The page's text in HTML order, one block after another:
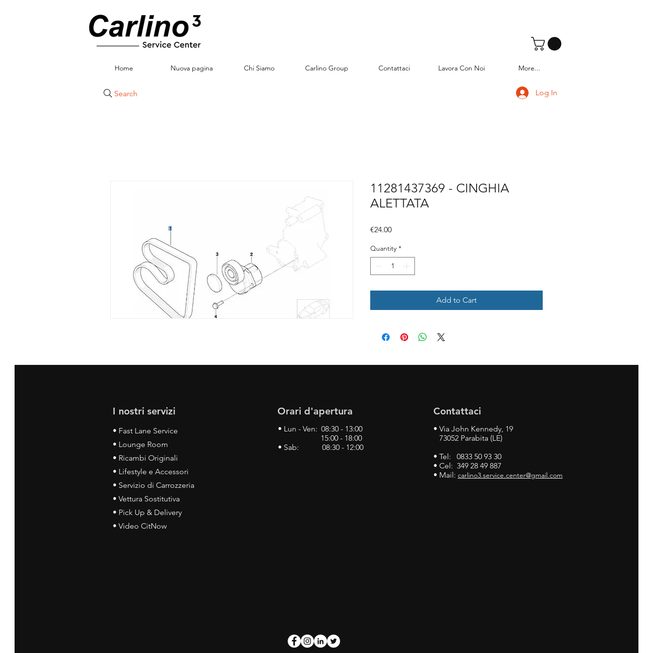
Home Nuova pagina Chi Siamo Carlino Group Contattaci Lavora Con Noi More...
Search Log In
11281437369 - CINGHIA
ALETTATA
€24.00Price
Quantity *
Add to Cart
I nostri servizi
• Fast Lane Service
• Lounge Room
• Ricambi Originali
• Lifestyle e Accessori
• Servizio di Carrozzeria
• Vettura Sostitutiva
• Pick Up & Delivery
• Video CitNow
Orari d'apertura
• Lun - Ven: 08:30 - 13:00
15:00 - 18:00
• Sab: 08:30 - 12:00
Contattaci
• Via John Kennedy, 19
73052 Parabita (LE)
• Tel: 0833 50 93 30
• Cel: 349 28 49 887
• Mail: carlino3.service.center@gmail.com